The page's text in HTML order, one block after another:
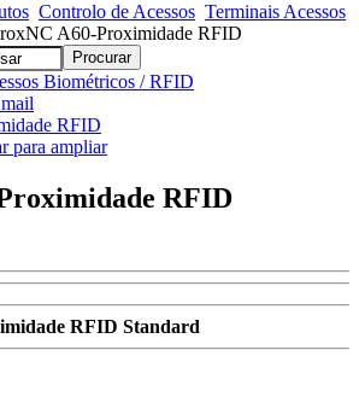
Controlo de Acessos Terminais Acessos
A60-Proximidade RFID
Biométricos / RFID
para ampliar
RFID
RFID Standard